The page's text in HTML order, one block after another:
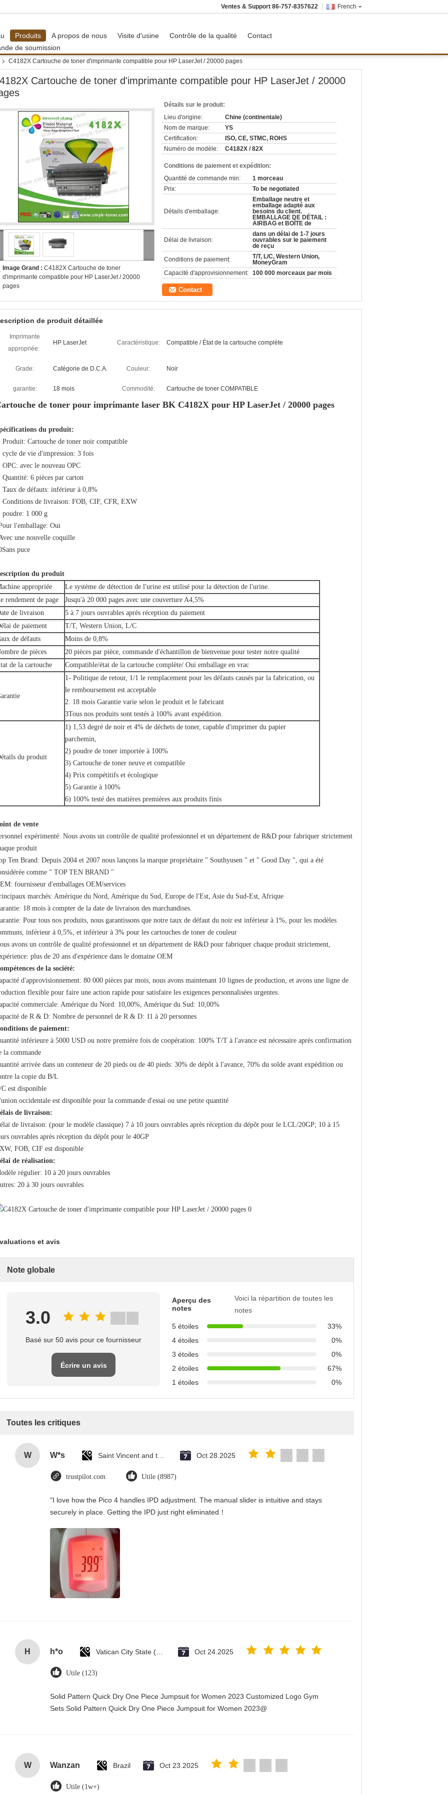
French
Ventes & Support 86-757-8357622
Produits A propos de nous Visite d'usine Contrôle de la qualité
Contact
de soumission
C4182X Cartouche de toner d'imprimante compatible pour HP LaserJet / 20000 pages
Cartouche de toner d'imprimante compatible pour HP LaserJet / 20000
Image Grand : C4182X Cartouche de toner
d'imprimante compatible pour HP LaserJet / 20000
pages
Détails sur le produit:
Lieu d'origine:
Chine (continentale)
Nom de marque:
YS
Certification:
ISO, CE, STMC, ROHS
Numéro de modèle:
C4182X / 82X
Conditions de paiement et expédition:
Quantité de commande min:
1 morceau
Prix:
To be negotiated
Détails d'emballage:
Emballage neutre et
emballage adapté aux
besoins du client.
EMBALLAGE DE DÉTAIL :
AIRBAG et BOÎTE de
Délai de livraison:
dans un délai de 1-7 jours
ouvrables sur le paiement
de reçu
Conditions de paiement:
T/T, L/C, Western Union,
MoneyGram
Capacité d'approvisionnement: 100 000 morceaux par mois
Contact
de produit détaillée
Imprimante
appropriée:
HP LaserJet Caractéristique: Compatible / État de la cartouche complète
Grade: Catégorie de D.C.A. Couleur: Noir
garantie: 18 mois Commodité: Cartouche de toner COMPATIBLE
de toner pour imprimante laser BK C4182X pour HP LaserJet / 20000 pages
du produit:
Produit: Cartouche de toner noir compatible
cycle de vie d'impression: 3 fois
OPC: avec le nouveau OPC
Quantité: 6 pièces par carton
Taux de défauts: inférieur à 0,8%
Conditions de livraison: FOB, CIF, CFR, EXW
poudre: 1 000 g
l'emballage: Oui
une nouvelle coquille
puce
du produit
appropriée
Le système de détection de l'urine est utilisé pour la détection de l'urine.
rendement de page
Jusqu'à 20 000 pages avec une couverture A4,5%
de livraison
5 à 7 jours ouvrables après réception du paiement
de paiement
T/T, Western Union, L/C
de défauts
Moins de 0,8%
de pièces
20 pièces par pièce, commande d'échantillon de bienvenue pour tester notre qualité
de la cartouche
Compatible/état de la cartouche complète/ Oui emballage en vrac
1- Politique de retour, 1/1 le remplacement pour les défauts causés par la fabrication, ou
le remboursement est acceptable
2. 18 mois Garantie varie selon le produit et le fabricant
3Tous nos produits sont testés à 100% avant expédition.
du produit
1) 1,53 degré de noir et 4% de déchets de toner, capable d'imprimer du papier
parchemin,
2) poudre de toner importée à 100%
3) Cartouche de toner neuve et compatible
4) Prix compétitifs et écologique
5) Garantie à 100%
6) 100% testé des matières premières aux produits finis
de vente
expérimenté: Nous avons un contrôle de qualité professionnel et un département de R&D pour fabriquer strictement
produit
Ten Brand: Depuis 2004 et 2007 nous lançons la marque propriétaire " Southyusen " et " Good Day ", qui a été
comme " TOP TEN BRAND "
fournisseur d'emballages OEM/services
marchés: Amérique du Nord, Amérique du Sud, Europe de l'Est, Asie du Sud-Est, Afrique
18 mois à compter de la date de livraison des marchandises.
Pour tous nos produits, nous garantissons que notre taux de défaut du noir est inférieur à 1%, pour les modèles
inférieur à 0,5%, et inférieur à 3% pour les cartouches de toner de couleur
avons un contrôle de qualité professionnel et un département de R&D pour fabriquer chaque produit strictement,
plus de 20 ans d'expérience dans le domaine OEM
de la société:
d'approvisionnement: 80 000 pièces par mois, nous avons maintenant 10 lignes de production, et avons une ligne de
flexible pour faire une action rapide pour satisfaire les exigences personnalisées urgentes.
commerciale: Amérique du Nord: 10,00%, Amérique du Sud: 10,00%
de R & D: Nombre de personnel de R & D: 11 à 20 personnes
de paiement:
inférieure à 5000 USD ou notre première fois de coopération: 100% T/T à l'avance est nécessaire après confirmation
la commande
arrivée dans un conteneur de 20 pieds ou de 40 pieds: 30% de dépôt à l'avance, 70% du solde avant expédition ou
la copie du B/L
est disponible
occidentale est disponible pour la commande d'essai ou une petite quantité
de livraison:
de livraison: (pour le modèle classique) 7 à 10 jours ouvrables après réception du dépôt pour le LCL/20GP; 10 à 15
ouvrables après réception du dépôt pour le 40GP
FOB, CIF est disponible
de réalisation:
régulier: 10 à 20 jours ouvrables
20 à 30 jours ouvrables
et avis
Note globale
3.0
Basé sur 50 avis pour ce fournisseur
Écrire un avis
Aperçu des
notes
Voici la répartition de toutes les
notes
5 étoiles
33%
4 étoiles
0%
3 étoiles
0%
2 étoiles
67%
1 étoiles
0%
Toutes les critiques
W W*s Oct 28.2025
trustpilot.com Utile (8987)
"I love how the Pico 4 handles IPD adjustment. The manual slider is intuitive and stays
securely in place. Getting the IPD just right eliminated！
H h*o Oct 24.2025
Utile (123)
Solid Pattern Quick Dry One Piece Jumpsuit for Women 2023 Customized Logo Gym
Sets Solid Pattern Quick Dry One Piece Jumpsuit for Women 2023@
W Wanzan Brazil Oct 23.2025
Utile (1w+)